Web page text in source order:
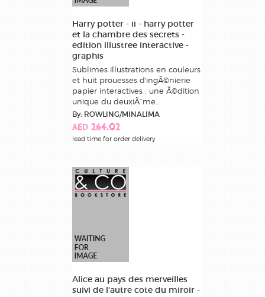
Harry potter - ii - harry potter
et la chambre des secrets -
edition illustree interactive -
graphis
Sublimes illustrations en couleurs
et huit prouesses d'ingÃ©nierie
papier interactives : une Ã©dition
unique du deuxiÃ¨me...
By: ROWLING/MINALIMA
AED 264.02
lead time for order delivery
Alice au pays des merveilles
suivi de l'autre cote du miroir -